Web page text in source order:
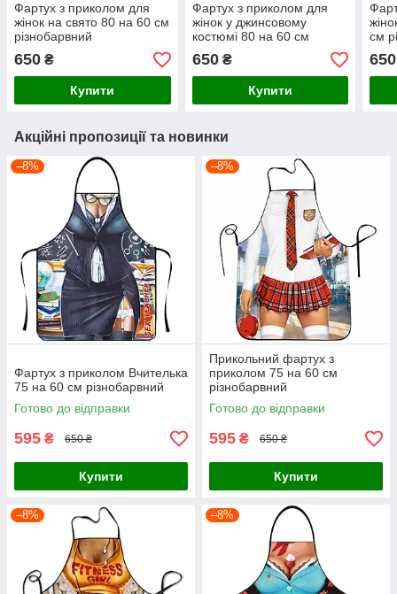
Фартух з приколом для
жінок на свято 80 на 60 см
різнобарвний
650 ₴
Купити
Фартух з приколом для
жінок у джинсовому
костюмі 80 на 60 см
різнобарвний
650₴
Купити
см
650
Акційні пропозиції та новинки
–8%
Фартух з приколом Вчителька
75 на 60 см різнобарвний
Готово до відправки
595 ₴ 650 ₴
Купити
–8%
Прикольний фартух з
приколом 75 на 60 см
різнобарвний
Готово до відправки
595 ₴ 650 ₴
Купити
–8% –8%